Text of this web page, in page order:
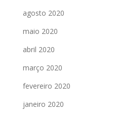
agosto 2020
maio 2020
abril 2020
março 2020
fevereiro 2020
janeiro 2020